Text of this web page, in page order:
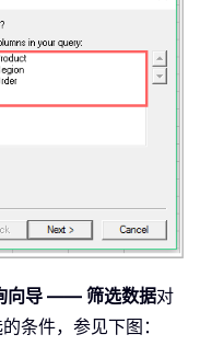
向导 —— 筛选数据对
条件，参见下图：